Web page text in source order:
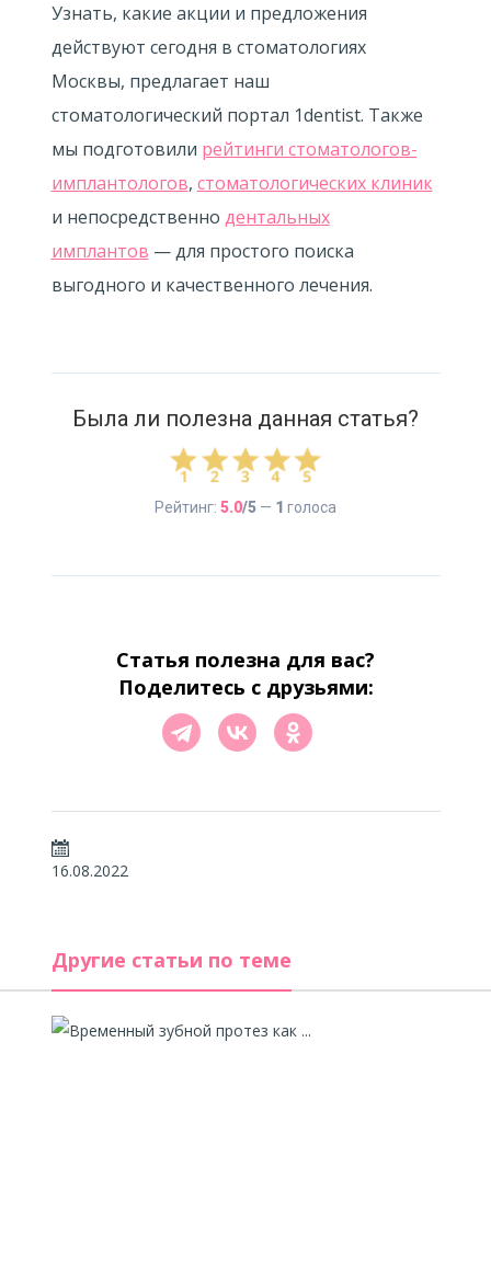
Узнать, какие акции и предложения
действуют сегодня в стоматологиях
Москвы, предлагает наш
стоматологический портал 1dentist. Также
мы подготовили рейтинги стоматологов-
имплантологов, стоматологических клиник
и непосредственно дентальных
имплантов — для простого поиска
выгодного и качественного лечения.
Была ли полезна данная статья?
Рейтинг: 5.0/5 — 1 голоса
Статья полезна для вас?
Поделитесь с друзьями:
16.08.2022
Другие статьи по теме